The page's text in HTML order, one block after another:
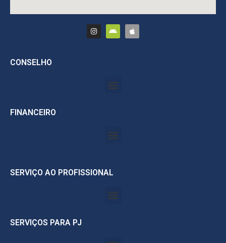
CONSELHO
FINANCEIRO
SERVIÇO AO PROFISSIONAL
SERVIÇOS PARA PJ